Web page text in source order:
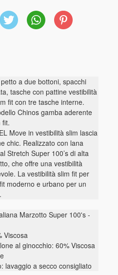
X WhatsAppPinterest
a due bottoni, spacchi
tasche con pattine vestibilità
fit con tre tasche interne.
Chinos gamba aderente
fit.
Move in vestibilità slim lascia
chic. Realizzato con lana
Stretch Super 100’s di alta
che offre una vestibilità
La vestibilità slim fit per
moderno e urbano per un
Marzotto Super 100's -
Viscosa
al ginocchio: 60% Viscosa
lavaggio a secco consigliato